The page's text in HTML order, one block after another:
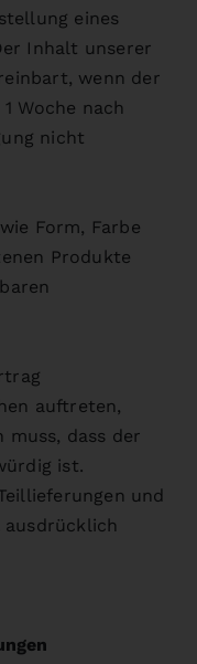
eines
Inhalt unserer
wenn der
Woche nach
nicht
Form, Farbe
Produkte
auftreten,
muss, dass der
ist.
und
ausdrücklich